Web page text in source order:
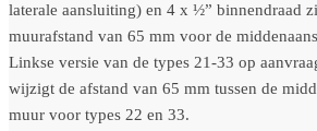
laterale aansluiting) en 4 x ½” binnendraad
muurafstand van 65 mm voor de
Linkse versie van de types 21-33 op
wijzigt de afstand van 65 mm tussen de
muur voor types 22 en 33.